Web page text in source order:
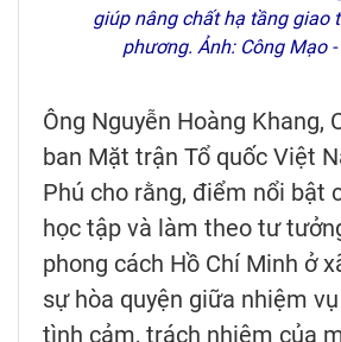
giúp nâng chất hạ tầng giao
phương. Ảnh: Công Mạo
Ông Nguyễn Hoàng Khang,
ban Mặt trận Tổ quốc Việt
Phú cho rằng, điểm nổi bật
học tập và làm theo tư
phong cách Hồ Chí Minh ở
sự hòa quyện giữa nhiệm
tình cảm, trách nhiệm của